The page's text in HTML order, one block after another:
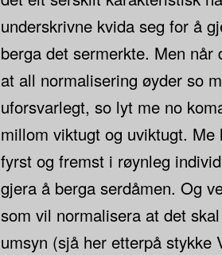
underskrivne kvida seg for å
berga det sermerkte. Men
at all normalisering øyder so
uforsvarlegt, so lyt me no
millom viktugt og uviktugt.
fyrst og fremst i røynleg
gjera å berga serdåmen. Og
som vil normalisera at det
umsyn (sjå her etterpå stykke